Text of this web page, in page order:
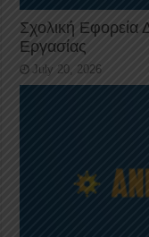
Σχολική Εφορεία
Εργασίας
July 20, 2026